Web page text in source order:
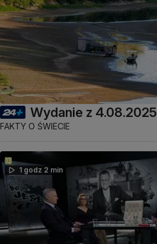
Wydanie z 4.08.2025
FAKTY O ŚWIECIE
1 godz 2 min